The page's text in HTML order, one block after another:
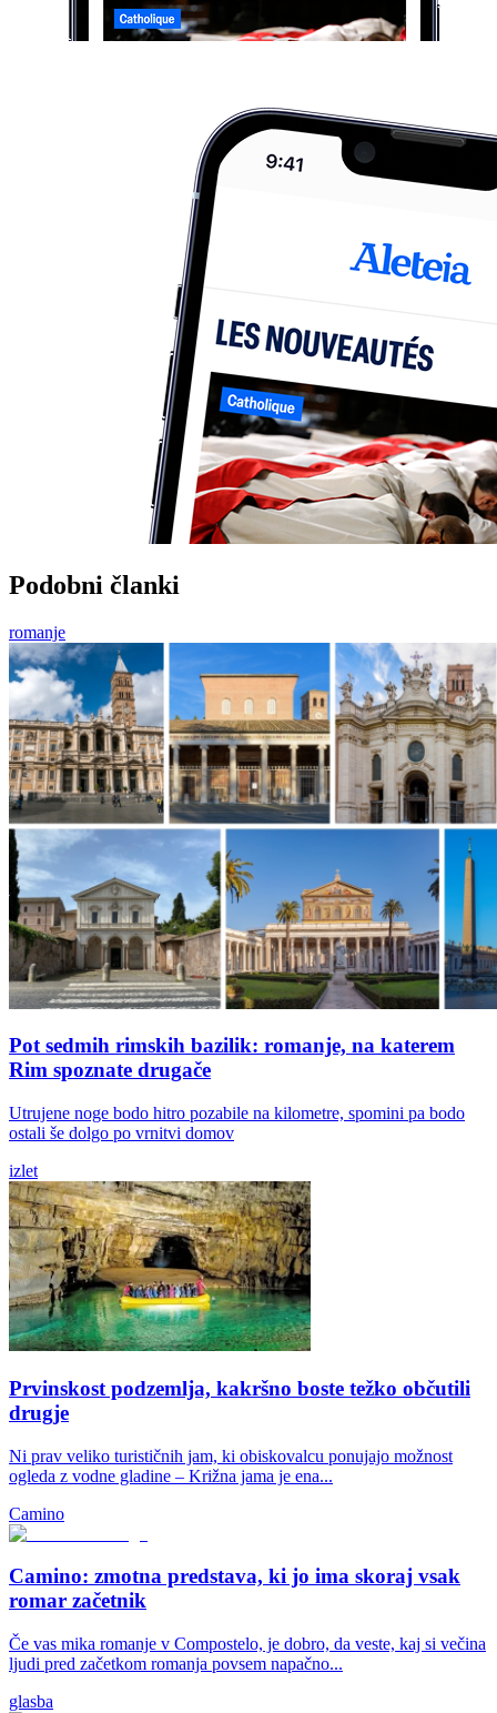
Podobni članki
romanje
Pot sedmih rimskih bazilik: romanje, na katerem
Rim spoznate drugače
Utrujene noge bodo hitro pozabile na kilometre, spomini pa bodo
ostali še dolgo po vrnitvi domov
izlet
Prvinskost podzemlja, kakršno boste težko občutili
drugje
Ni prav veliko turističnih jam, ki obiskovalcu ponujajo možnost
ogleda z vodne gladine – Križna jama je ena...
Camino
Camino: zmotna predstava, ki jo ima skoraj vsak
romar začetnik
Če vas mika romanje v Compostelo, je dobro, da veste, kaj si večina
ljudi pred začetkom romanja povsem napačno...
glasba